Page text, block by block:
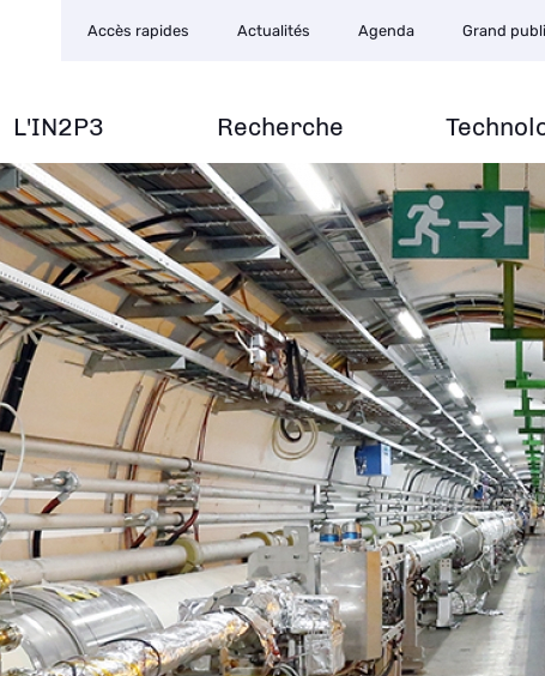
Navigation
principale
L'IN2P3 Recherche
secondaire
Accès rapides Actualités Agenda Grand